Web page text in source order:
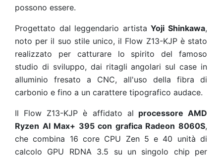
possono essere.
Progettato dal leggendario artistaYoji Shinkawa,
noto per il suo stile unico, il Flow Z13-KJP è stato
realizzato per catturare lo spirito del famoso
studio di sviluppo, dai ritagli angolari sul case in
alluminio fresato a CNC, all'uso della fibra di
carbonio e fino a un carattere tipografico audace.
Il Flow Z13-KJP è affidato al processore AMD
Ryzen AI Max+ 395 con grafica Radeon 8060S,
che combina 16 core CPU Zen 5 e 40 unità di
calcolo GPU RDNA 3.5 su un singolo chip per